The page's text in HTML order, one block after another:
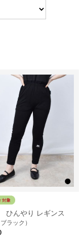
ひんやり レギンス
ラック）